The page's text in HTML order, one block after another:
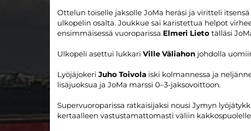
Ottelun toiselle jaksolle JoMa heräsi ja viritteli
ulkopelin osalta. Joukkue sai karistettua helpot
ensimmäisessä vuoroparissa Elmeri Lieto tälläsi
Ulkopeli asettui lukkari Ville Väliahon johdolla
Lyöjäjokeri Juho Toivola iski kolmannessa ja
lisäjuoksua ja JoMa marssi 0–3-jaksovoittoon.
Supervuoroparissa ratkaisijaksi nousi Jymyn
kertaalleen vastustamattomasti väliin